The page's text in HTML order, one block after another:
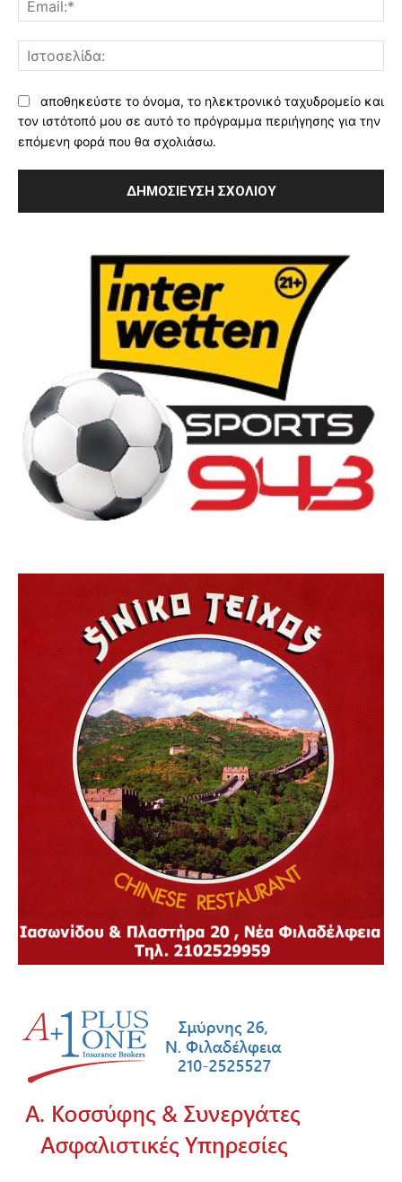
αποθηκεύστε το όνομα, το ηλεκτρονικό ταχυδρομείο και
τον ιστότοπό μου σε αυτό το πρόγραμμα περιήγησης για την
επόμενη φορά που θα σχολιάσω.